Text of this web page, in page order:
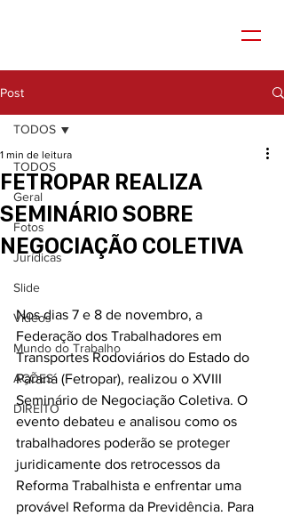
Post
TODOS
Geral
Fotos
Jurídicas
Slide
Vídeos
Mundo do Trabalho
AÇÕES
DIREITO
TODOS
FETROPAR REALIZA
SEMINÁRIO SOBRE
NEGOCIAÇÃO COLETIVA
1 min de leitura
Nos dias 7 e 8 de novembro, a
Federação dos Trabalhadores em
Transportes Rodoviários do Estado do
Paraná (Fetropar), realizou o XVIII
Seminário de Negociação Coletiva. O
evento debateu e analisou como os
trabalhadores poderão se proteger
juridicamente dos retrocessos da
Reforma Trabalhista e enfrentar uma
provável Reforma da Previdência. Para